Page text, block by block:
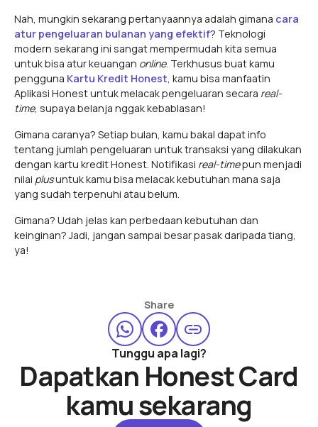
Nah, mungkin sekarang pertanyaannya adalah gimana cara
atur pengeluaran bulanan yang efektif? Teknologi
modern sekarang ini sangat mempermudah kita semua
untuk bisa atur keuangan online. Terkhusus buat kamu
pengguna Kartu Kredit Honest, kamu bisa manfaatin
Aplikasi Honest untuk melacak pengeluaran secara real-
time, supaya belanja nggak kebablasan!
Gimana caranya? Setiap bulan, kamu bakal dapat info
tentang jumlah pengeluaran untuk transaksi yang dilakukan
dengan kartu kredit Honest. Notifikasi real-timepun menjadi
nilai plusuntuk kamu bisa melacak kebutuhan mana saja
yang sudah terpenuhi atau belum.
Gimana? Udah jelas kan perbedaan kebutuhan dan
keinginan? Jadi, jangan sampai besar pasak daripada tiang,
ya!
Share
Tunggu apa lagi?
Dapatkan Honest Card
kamu sekarang